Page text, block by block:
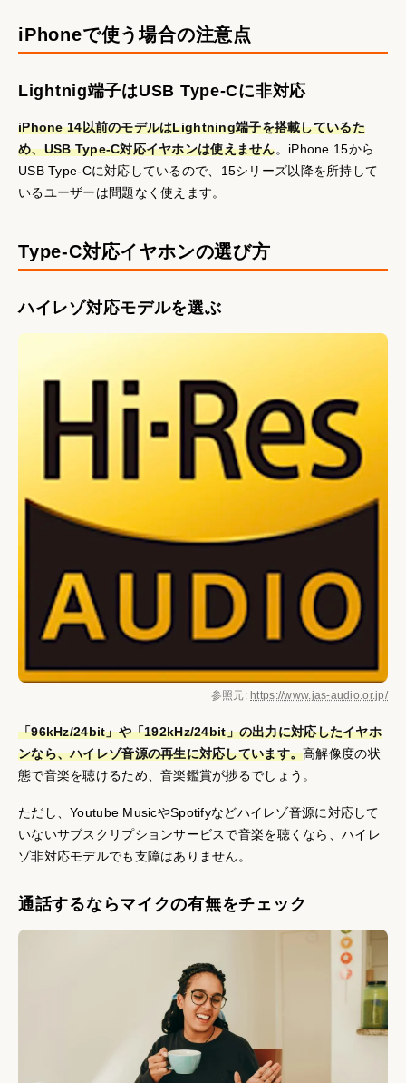
iPhoneで使う場合の注意点
Lightnig端子はUSB Type-Cに非対応
iPhone 14以前のモデルはLightning端子を搭載しているた
め、USB Type-C対応イヤホンは使えません。iPhone 15から
USB Type-Cに対応しているので、15シリーズ以降を所持して
いるユーザーは問題なく使えます。
Type-C対応イヤホンの選び方
ハイレゾ対応モデルを選ぶ
参照元: https://www.jas-audio.or.jp/
「96kHz/24bit」や「192kHz/24bit」の出力に対応したイヤホ
ンなら、ハイレゾ音源の再生に対応しています。高解像度の状
態で音楽を聴けるため、音楽鑑賞が捗るでしょう。
ただし、Youtube MusicやSpotifyなどハイレゾ音源に対応して
いないサブスクリプションサービスで音楽を聴くなら、ハイレ
ゾ非対応モデルでも支障はありません。
通話するならマイクの有無をチェック